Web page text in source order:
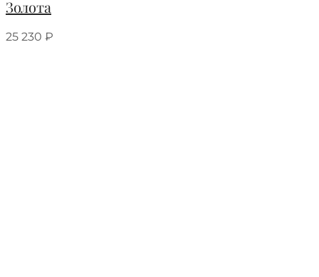
Золота
25 230 ₽